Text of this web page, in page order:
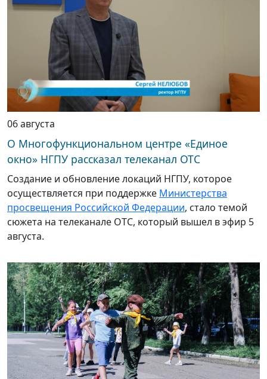
06 августа
О Многофункциональном центре «Единое
окно» НГПУ рассказал телеканал ОТС
Создание и обновление локаций НГПУ, которое
осуществляется при поддержке Министерства
просвещения Российской Федерации, стало темой
сюжета на телеканале ОТС, который вышел в эфир 5
августа.